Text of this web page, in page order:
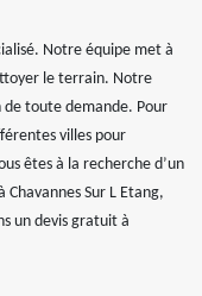
Notre équipe met à
le terrain. Notre
de toute demande. Pour
villes pour
êtes à la recherche d’un
Chavannes Sur L Etang,
un devis gratuit à